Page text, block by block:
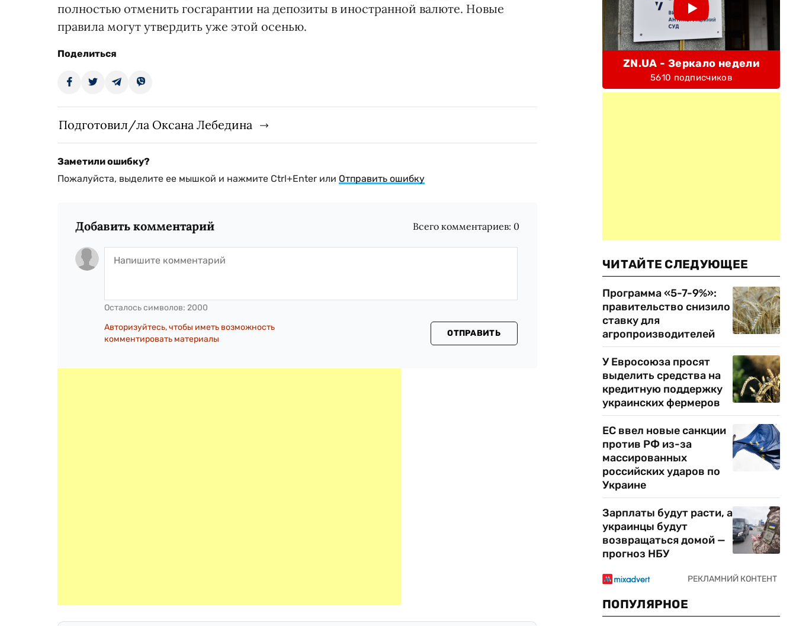
полностью отменить госгарантии на депозиты в иностранной валюте. Новые
правила могут утвердить уже этой осенью.
Поделиться
Подготовил/ла Оксана Лебедина
Заметили ошибку?
Пожалуйста, выделите ее мышкой и нажмите Ctrl+Enter или Отправить ошибку
Добавить комментарий Всего комментариев: 0
Осталось символов: 2000
Авторизуйтесь, чтобы иметь возможность
комментировать материалы
ОТПРАВИТЬ
ZN.UA - Зеркало недели
5610 подписчиков
ЧИТАЙТЕ СЛЕДУЮЩЕЕ
Программа «5-7-9%»:
правительство снизило
ставку для
агропроизводителей
У Евросоюза просят
выделить средства на
кредитную поддержку
украинских фермеров
ЕС ввел новые санкции
против РФ из-за
массированных
российских ударов по
Украине
Зарплаты будут расти, а
украинцы будут
возвращаться домой —
прогноз НБУ
ПОПУЛЯРНОЕ